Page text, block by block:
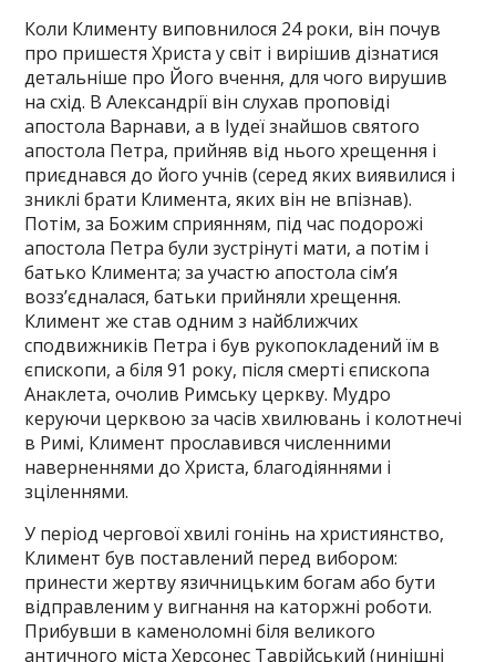
Коли Клименту виповнилося 24 роки, він почув
про пришестя Христа у світ і вирішив дізнатися
детальніше про Його вчення, для чого вирушив
на схід. В Александрії він слухав проповіді
апостола Варнави, а в Іудеї знайшов святого
апостола Петра, прийняв від нього хрещення і
приєднався до його учнів (серед яких виявилися і
зниклі брати Климента, яких він не впізнав).
Потім, за Божим сприянням, під час подорожі
апостола Петра були зустрінуті мати, а потім і
батько Климента; за участю апостола сім’я
возз’єдналася, батьки прийняли хрещення.
Климент же став одним з найближчих
сподвижників Петра і був рукопокладений їм в
єпископи, а біля 91 року, після смерті єпископа
Анаклета, очолив Римську церкву. Мудро
керуючи церквою за часів хвилювань і колотнечі
в Римі, Климент прославився численними
наверненнями до Христа, благодіяннями і
зціленнями.
У період чергової хвилі гонінь на християнство,
Климент був поставлений перед вибором:
принести жертву язичницьким богам або бути
відправленим у вигнання на каторжні роботи.
Прибувши в каменоломні біля великого
античного міста Херсонес Таврійський (нинішні